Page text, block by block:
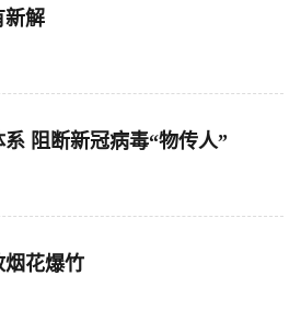
新解
阻断新冠病毒“物传人”
烟花爆竹